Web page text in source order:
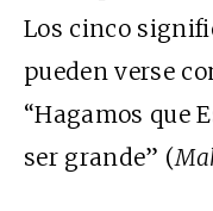
Los cinco
pueden verse
“Hagamos que
ser grande” (